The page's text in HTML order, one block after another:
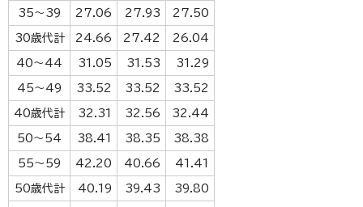
35～39 27.06 27.93 27.50
30歳代計 24.66 27.42 26.04
40～44 31.05 31.53 31.29
45～49 33.52 33.52 33.52
40歳代計 32.31 32.56 32.44
50～54 38.41 38.35 38.38
55～59 42.20 40.66 41.41
50歳代計 40.19 39.43 39.80